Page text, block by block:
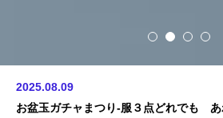
2025.08.09
お盆玉ガチャまつり-服３点どれでも